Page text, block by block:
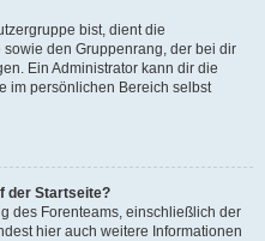
bist, dient die
den Gruppenrang, der bei dir
Ein Administrator kann dir die
im persönlichen Bereich selbst
der Startseite?
des Forenteams, einschließlich der
hier auch weitere Informationen